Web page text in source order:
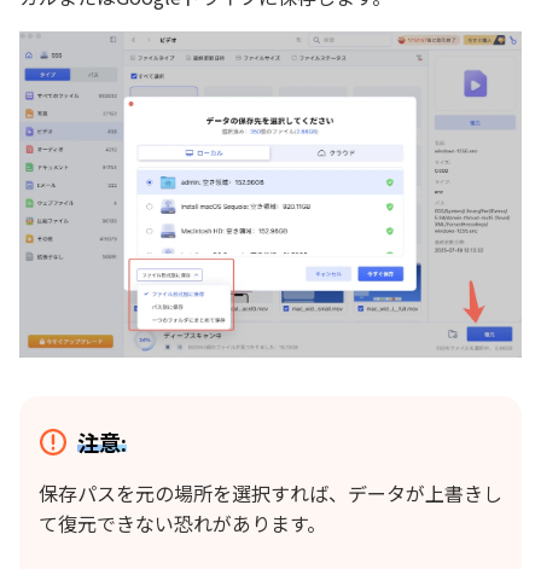
注意:
保存パスを元の場所を選択すれば、データが上書きし
て復元できない恐れがあります。